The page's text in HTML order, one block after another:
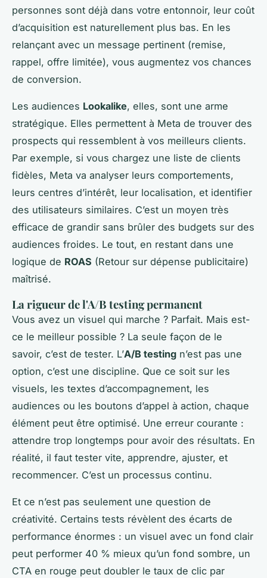
personnes sont déjà dans votre entonnoir, leur coût
d’acquisition est naturellement plus bas. En les
relançant avec un message pertinent (remise,
rappel, offre limitée), vous augmentez vos chances
de conversion.
Les audiences Lookalike, elles, sont une arme
stratégique. Elles permettent à Meta de trouver des
prospects qui ressemblent à vos meilleurs clients.
Par exemple, si vous chargez une liste de clients
fidèles, Meta va analyser leurs comportements,
leurs centres d’intérêt, leur localisation, et identifier
des utilisateurs similaires. C’est un moyen très
efficace de grandir sans brûler des budgets sur des
audiences froides. Le tout, en restant dans une
logique de ROAS (Retour sur dépense publicitaire)
maîtrisé.
La rigueur de l'A/B testing permanent
Vous avez un visuel qui marche ? Parfait. Mais est-
ce le meilleur possible ? La seule façon de le
savoir, c’est de tester. L’A/B testing n’est pas une
option, c’est une discipline. Que ce soit sur les
visuels, les textes d’accompagnement, les
audiences ou les boutons d’appel à action, chaque
élément peut être optimisé. Une erreur courante :
attendre trop longtemps pour avoir des résultats. En
réalité, il faut tester vite, apprendre, ajuster, et
recommencer. C’est un processus continu.
Et ce n’est pas seulement une question de
créativité. Certains tests révèlent des écarts de
performance énormes : un visuel avec un fond clair
peut performer 40 % mieux qu’un fond sombre, un
CTA en rouge peut doubler le taux de clic par